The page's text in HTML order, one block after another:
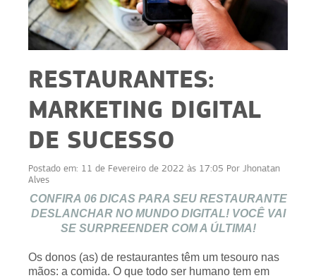
RESTAURANTES:
MARKETING DIGITAL
DE SUCESSO
Postado em: 11 de Fevereiro de 2022 às 17:05 Por Jhonatan
Alves
CONFIRA 06 DICAS PARA SEU RESTAURANTE
DESLANCHAR NO MUNDO DIGITAL! VOCÊ VAI
SE SURPREENDER COM A ÚLTIMA!
Os donos (as) de restaurantes têm um tesouro nas
mãos: a comida. O que todo ser humano tem em